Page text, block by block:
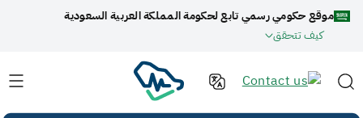
موقع حكومي رسمي تابع لحكومة المملكة العربية السعودية
كيف تتحقق